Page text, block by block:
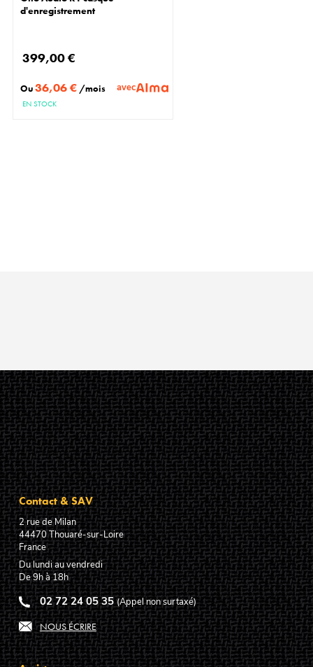
d'enregistrement
399,00 €
Ou36,06 € /mois avec
EN STOCK
Contact & SAV
2 rue de Milan
44470Thouaré-sur-Loire
France
Du lundi au vendredi
De 9h à 18h
02 72 24 05 35 (Appel non surtaxé)
NOUS ÉCRIRE